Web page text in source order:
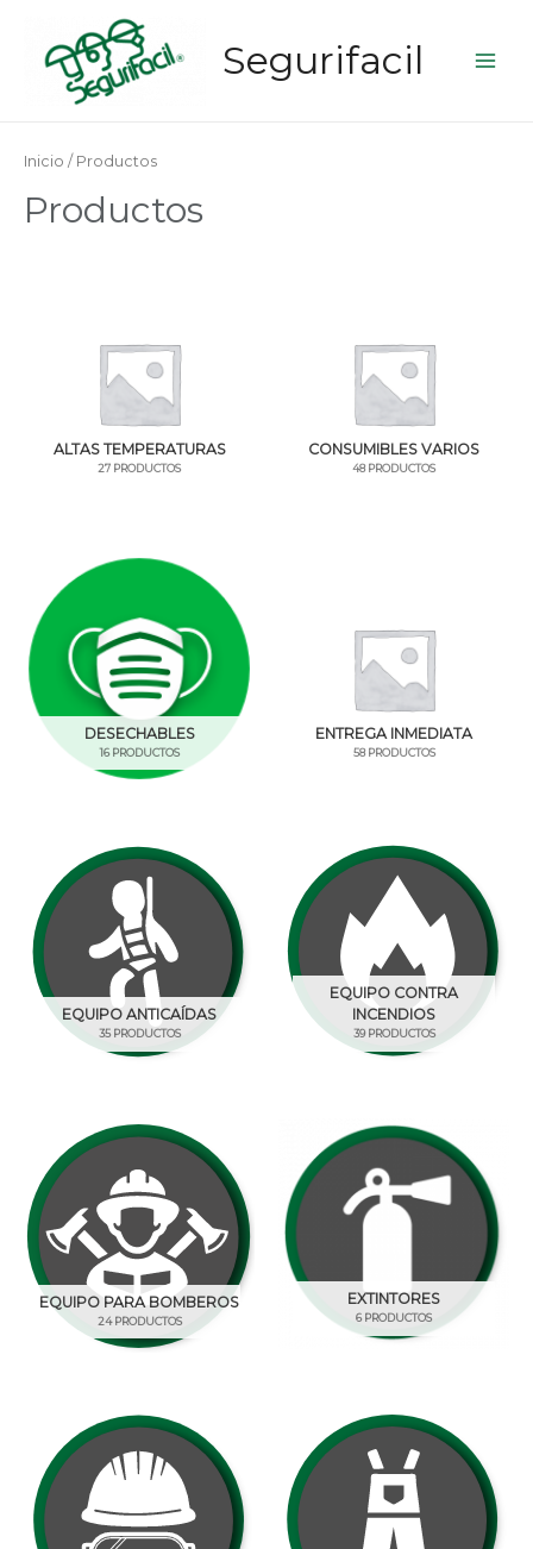
Segurifacil
Inicio / Productos
Productos
ALTAS TEMPERATURAS
27 PRODUCTOS
CONSUMIBLES VARIOS
48 PRODUCTOS
DESECHABLES
16 PRODUCTOS
ENTREGA INMEDIATA
58 PRODUCTOS
EQUIPO ANTICAÍDAS
35 PRODUCTOS
EQUIPO CONTRA
INCENDIOS
39 PRODUCTOS
EQUIPO PARA BOMBEROS
24 PRODUCTOS
EXTINTORES
6 PRODUCTOS